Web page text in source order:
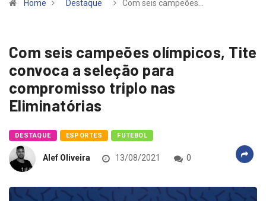
Home Destaque Com seis campeões…
Com seis campeões olímpicos, Tite
convoca a seleção para
compromisso triplo nas
Eliminatórias
DESTAQUE ESPORTES FUTEBOL
Alef Oliveira 13/08/2021 0